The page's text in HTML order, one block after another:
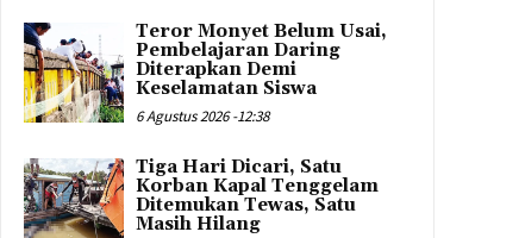
Teror Monyet Belum Usai,
Pembelajaran Daring
Diterapkan Demi
Keselamatan Siswa
6 Agustus 2026 -12:38
Tiga Hari Dicari, Satu
Korban Kapal Tenggelam
Ditemukan Tewas, Satu
Masih Hilang